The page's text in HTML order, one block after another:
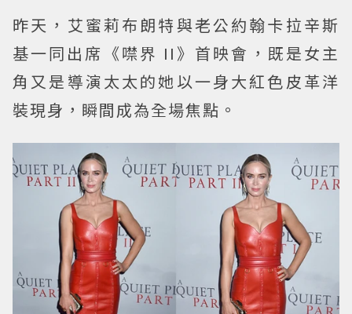
昨天，艾蜜莉布朗特與老公約翰卡拉辛斯
基一同出席《噤界 II》首映會，既是女主
角又是導演太太的她以一身大紅色皮革洋
裝現身，瞬間成為全場焦點。